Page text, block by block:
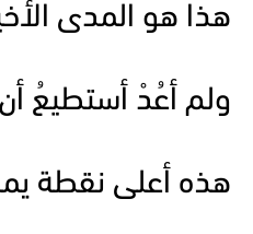
هذا هو المدى
ولم أعُدْ أستطيعُ
هذه أعلى نقطة